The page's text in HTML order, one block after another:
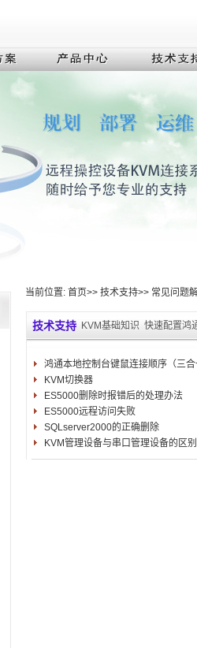
当前位置: 首页>> 技术支持>> 常见问题
技术支持 KVM基础知识 快速配置鸿
鸿通本地控制台键鼠连接顺序（三
KVM切换器
ES5000删除时报错后的处理办法
ES5000远程访问失败
SQLserver2000的正确删除
KVM管理设备与串口管理设备的区别